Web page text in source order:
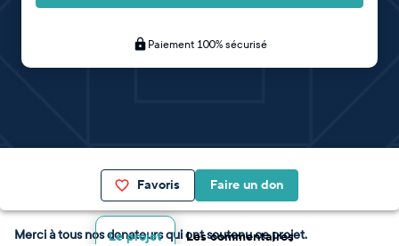
Paiement 100% sécurisé
Favoris Faire un don
Le projet Les commentaires
Merci à tous nos donateurs qui ont soutenu ce projet.